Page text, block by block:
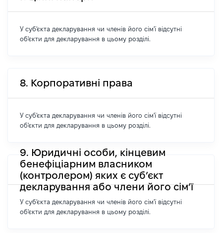
У суб'єкта декларування чи членів його сім'ї відсутні
об'єкти для декларування в цьому розділі.
8. Корпоративні права
У суб'єкта декларування чи членів його сім'ї відсутні
об'єкти для декларування в цьому розділі.
9. Юридичні особи, кінцевим
бенефіціарним власником
(контролером) яких є суб’єкт
декларування або члени його сім’ї
У суб'єкта декларування чи членів його сім'ї відсутні
об'єкти для декларування в цьому розділі.